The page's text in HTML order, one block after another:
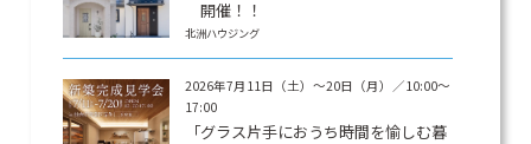
開催！！
北洲ハウジング
2026年7月11日（土）〜20日（月）／10:00〜
17:00
「グラス片手におうち時間を愉しむ暮